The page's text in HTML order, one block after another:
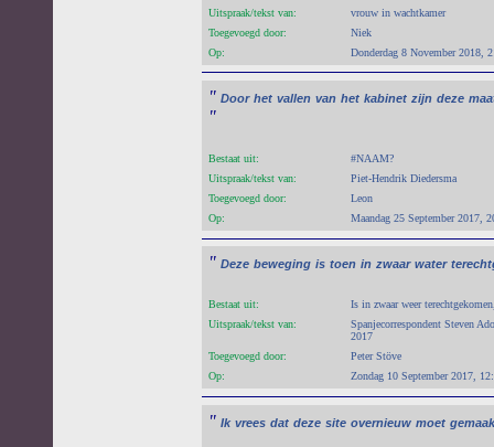
Uitspraak/tekst van:
vrouw in wachtkamer
Toegevoegd door:
Niek
Op:
Donderdag 8 November 2018,
" Door het vallen van het kabinet zijn deze
"
Bestaat uit:
#NAAM?
Uitspraak/tekst van:
Piet-Hendrik Diedersma
Toegevoegd door:
Leon
Op:
Maandag 25 September 2017,
" Deze beweging is toen in zwaar water
Bestaat uit:
Is in zwaar weer
Uitspraak/tekst van:
Spanjecorrespondent Steven
2017
Toegevoegd door:
Peter Stöve
Op:
Zondag 10 September 2017,
" Ik vrees dat deze site overnieuw moet